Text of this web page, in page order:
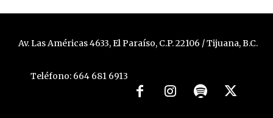
Av. Las Américas 4633, El Paraíso, C.P. 22106 / Tijuana, B.C.
Teléfono: 664 681 6913